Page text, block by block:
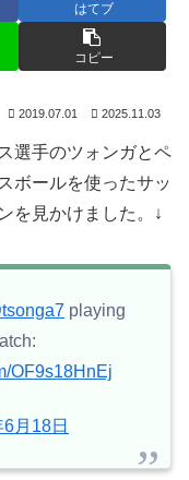
はてブ
コピー
2019.07.01 2025.11.03
選手のツォンガとペ
ボールを使ったサッ
を見かけました。↓
playing
OF9s18HnEj
月18日